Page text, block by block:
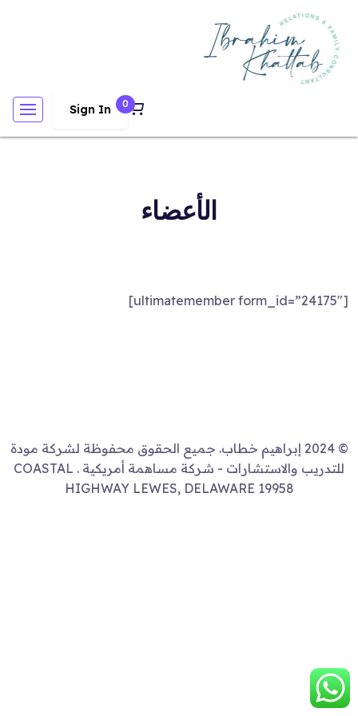
0
Sign In
الأعضاء
[ultimatemember form_id=”24175″]
© 2024 إبراهيم خطاب. جميع الحقوق محفوظة لشركة مودة
للتدريب والاستشارات - شركة مساهمة أمريكية . COASTAL
HIGHWAY LEWES, DELAWARE 19958